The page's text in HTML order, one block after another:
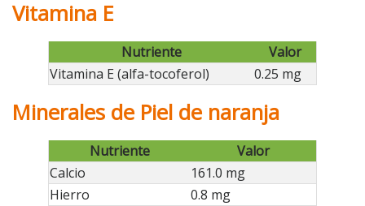
Vitamina E
Nutriente
Valor
Vitamina E (alfa-tocoferol)
0.25 mg
Minerales de Piel de naranja
Nutriente
Valor
Calcio
161.0 mg
Hierro
0.8 mg